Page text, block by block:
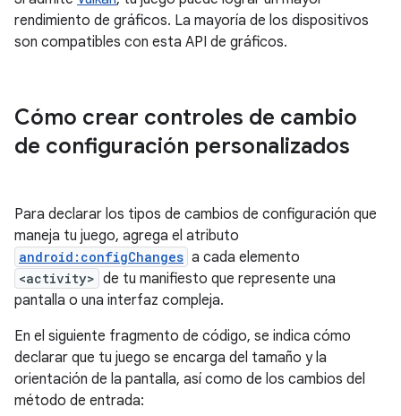
rendimiento de gráficos. La mayoría de los dispositivos
son compatibles con esta API de gráficos.
Cómo crear controles de cambio
de configuración personalizados
Para declarar los tipos de cambios de configuración que
maneja tu juego, agrega el atributo
android:configChanges a cada elemento
<activity> de tu manifiesto que represente una
pantalla o una interfaz compleja.
En el siguiente fragmento de código, se indica cómo
declarar que tu juego se encarga del tamaño y la
orientación de la pantalla, así como de los cambios del
método de entrada: